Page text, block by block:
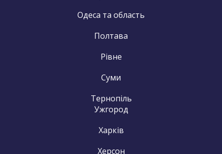
Одеса та область
Полтава
Рівне
Суми
Тернопіль
Ужгород
Харків
Херсон